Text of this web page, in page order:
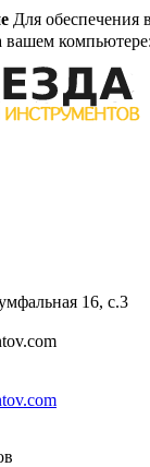
Для обеспечения
вашем компьютере:
16, с.3